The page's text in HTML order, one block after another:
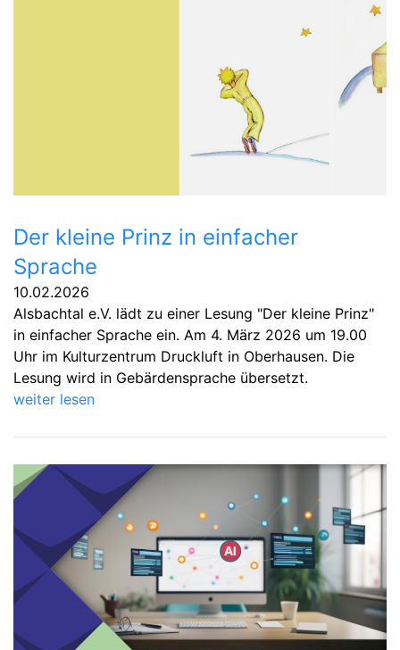
Der kleine Prinz in einfacher
Sprache
10.02.2026
Alsbachtal e.V. lädt zu einer Lesung "Der kleine Prinz"
in einfacher Sprache ein. Am 4. März 2026 um 19.00
Uhr im Kulturzentrum Druckluft in Oberhausen. Die
Lesung wird in Gebärdensprache übersetzt.
weiter lesen